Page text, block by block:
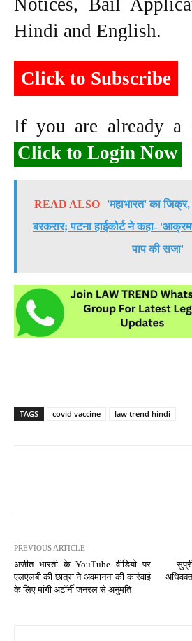
Hindi and English.
Click to Subscribe
If you are already a
Click to Login Now
READ ALSO
'महाभारत' का जिक्र,
बरकरार; पटना हाईकोर्ट ने कहा-
पाप की सजा'
TAGS covid vaccine law trend hindi
PREVIOUS ARTICLE
अजीत भारती के YouTube वीडियो पर
एलएलबी की छात्रा ने अवमानना की कार्रवाई
के लिए मांगी अटॉर्नी जनरल से अनुमति